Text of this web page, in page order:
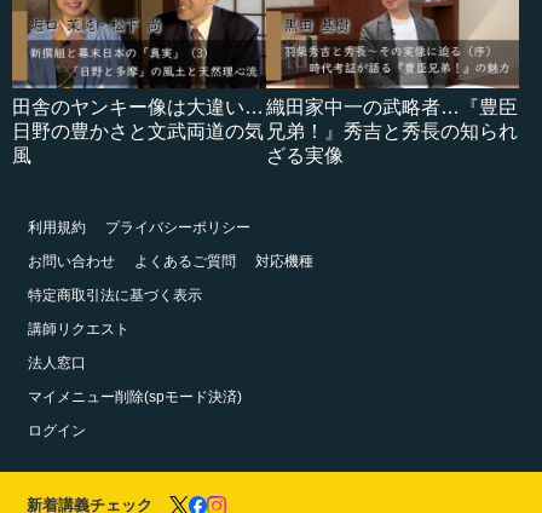
田舎のヤンキー像は大違い…
日野の豊かさと文武両道の気
風
織田家中一の武略者…『豊臣
兄弟！』秀吉と秀長の知られ
ざる実像
利用規約
プライバシーポリシー
お問い合わせ
よくあるご質問
対応機種
特定商取引法に基づく表示
講師リクエスト
法人窓口
マイメニュー削除(spモード決済)
ログイン
新着講義チェック